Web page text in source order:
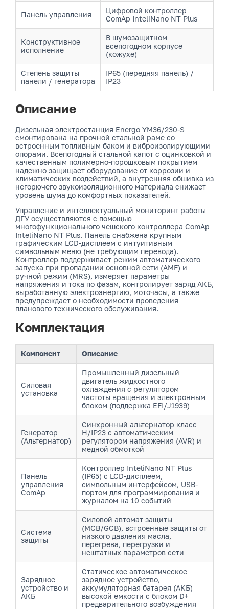
Панель управления
Цифровой контроллер
ComAp InteliNano NT Plus
Конструктивное
исполнение
В шумозащитном
всепогодном корпусе
(кожухе)
Степень защиты
панели / генератора
IP65 (передняя панель) /
IP23
Описание
Дизельная электростанция Energo YM36/230-S
смонтирована на прочной стальной раме со
встроенным топливным баком и виброизолирующими
опорами. Всепогодный стальной капот с оцинковкой и
качественным полимерно-порошковым покрытием
надежно защищает оборудование от коррозии и
климатических воздействий, а внутренняя обшивка из
негорючего звукоизоляционного материала снижает
уровень шума до комфортных показателей.
Управление и интеллектуальный мониторинг работы
ДГУ осуществляются с помощью
многофункционального чешского контроллера ComAp
InteliNano NT Plus. Панель снабжена крупным
графическим LCD-дисплеем с интуитивным
символьным меню (не требующим перевода).
Контроллер поддерживает режим автоматического
запуска при пропадании основной сети (AMF) и
ручной режим (MRS), измеряет параметры
напряжения и тока по фазам, контролирует заряд АКБ,
выработанную электроэнергию, моточасы, а также
предупреждает о необходимости проведения
планового технического обслуживания.
Комплектация
Компонент Описание
Силовая
установка
Промышленный дизельный
двигатель жидкостного
охлаждения с регулятором
частоты вращения и электронным
блоком (поддержка EFI/J1939)
Генератор
(Альтернатор)
Синхронный альтернатор класс
H/IP23 с автоматическим
регулятором напряжения (AVR) и
медной обмоткой
Панель
управления
ComAp
Контроллер InteliNano NT Plus
(IP65) с LCD-дисплеем,
символьным интерфейсом, USB-
портом для программирования и
журналом на 10 событий
Система
защиты
Силовой автомат защиты
(MCB/GCB), встроенные защиты от
низкого давления масла,
перегрева, перегрузки и
нештатных параметров сети
Зарядное
устройство и
АКБ
Статическое автоматическое
зарядное устройство,
аккумуляторная батарея (АКБ)
высокой емкости с блоком D+
предварительного возбуждения